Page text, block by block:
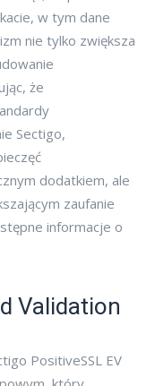
w tym dane
nie tylko zwiększa
że
Sectigo,
dodatkiem, ale
zaufanie
informacje o
Validation
PositiveSSL EV